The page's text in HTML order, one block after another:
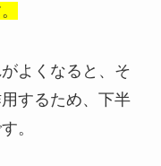
よくなると、そ
するため、下半
。